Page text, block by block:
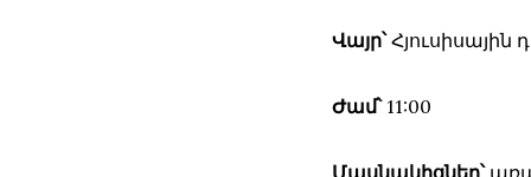
Վայր՝
Ժամ՝11:00
Մասնակիցներ՝